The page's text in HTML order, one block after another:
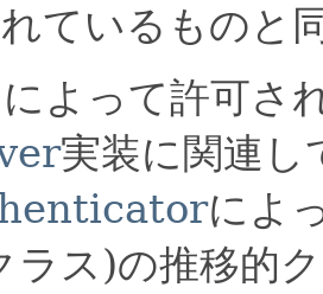
ているものと
よって許可さ
実装に関連し
によ
ラス)の推移的